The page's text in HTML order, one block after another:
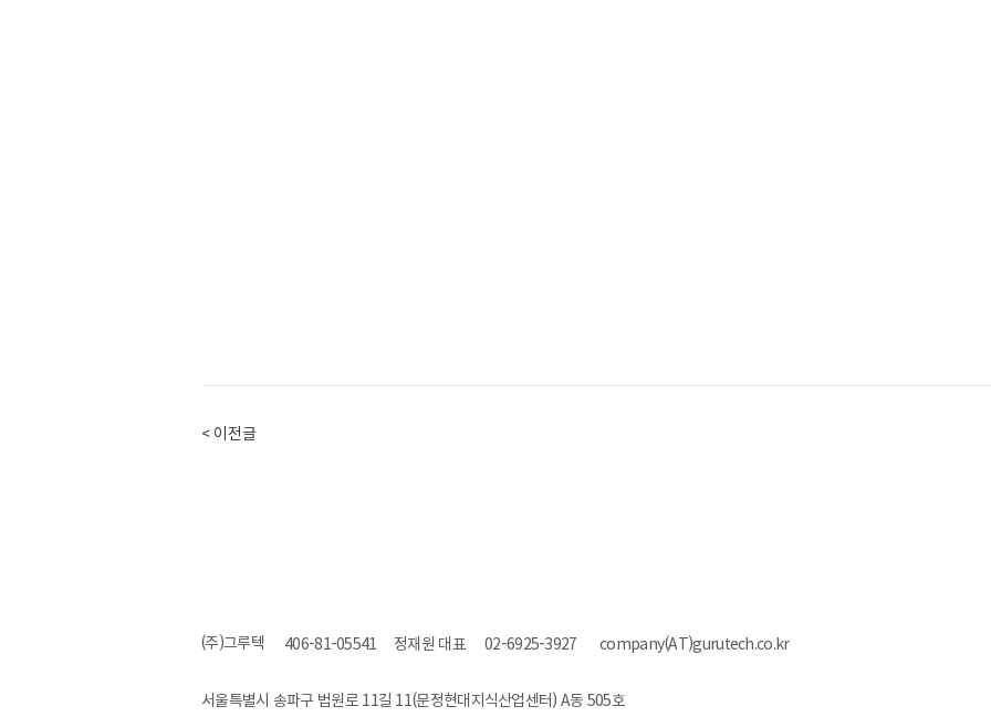
< 이전글
(주)그루텍 406-81-05541 정재원 대표 02-6925-3927 company(AT)gurutech.co.kr
서울특별시 송파구 법원로 11길 11(문정현대지식산업센터) A동 505호